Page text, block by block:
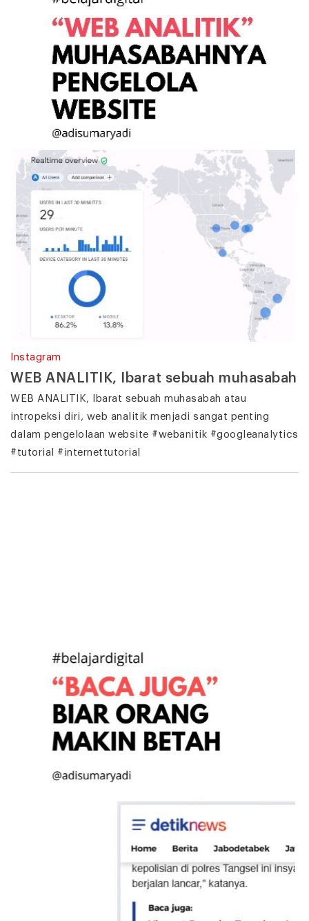
Instagram
WEB ANALITIK, Ibarat sebuah muhasabah
WEB ANALITIK, Ibarat sebuah muhasabah atau
intropeksi diri, web analitik menjadi sangat penting
dalam pengelolaan website #webanitik #googleanalytics
#tutorial #internettutorial